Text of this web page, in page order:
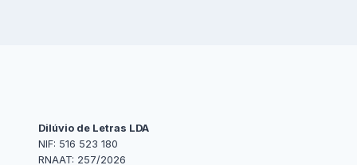
Dilúvio de Letras LDA
NIF: 516 523 180
RNAAT: 257/2026